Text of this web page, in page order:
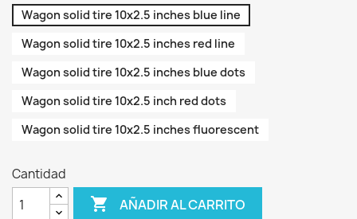
Wagon solid tire 10x2.5 inches blue line
Wagon solid tire 10x2.5 inches red line
Wagon solid tire 10x2.5 inches blue dots
Wagon solid tire 10x2.5 inch red dots
Wagon solid tire 10x2.5 inches fluorescent
Cantidad
 AÑADIR AL CARRITO